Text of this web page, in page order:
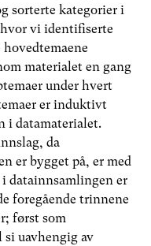
sorterte kategorier i
vi identifiserte
hovedtemaene
materialet en gang
under hvert
er induktivt
i datamaterialet.
da
er bygget på, er med
datainnsamlingen er
foregående trinnene
først som
uavhengig av